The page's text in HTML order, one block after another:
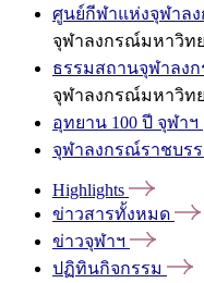
ศูนย์กีฬาแห่งจุฬาล
จุฬาลงกรณ์มหาวิท
ธรรมสถานจุฬาลง
จุฬาลงกรณ์มหาวิท
อุทยาน 100 ปี จุฬาฯ
จุฬาลงกรณ์ราชบร
Highlights
ข่าวสารทั้งหมด
ข่าวจุฬาฯ
ปฏิทินกิจกรรม